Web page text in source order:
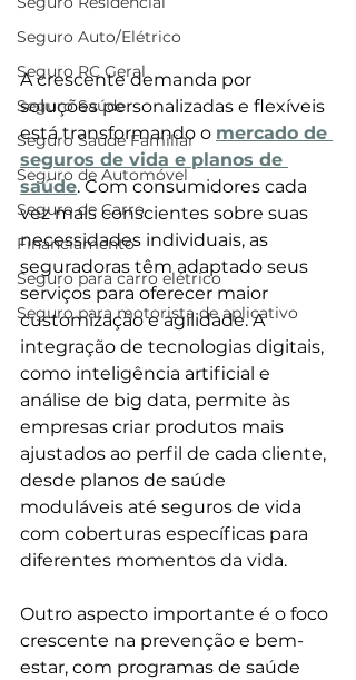
Seguro Auto/Elétrico
Seguro RC Geral
Seguro Saúde
Seguro Saúde Familiar
Seguro de Automóvel
Seguro de Carro
Financiamento
Seguro para carro elétrico
Seguro para motorista de aplicativo
A crescente demanda por
soluções personalizadas e flexíveis
está transformando o mercado de
seguros de vida e planos de
saúde. Com consumidores cada
vez mais conscientes sobre suas
necessidades individuais, as
seguradoras têm adaptado seus
serviços para oferecer maior
customização e agilidade. A
integração de tecnologias digitais,
como inteligência artificial e
análise de big data, permite às
empresas criar produtos mais
ajustados ao perfil de cada cliente,
desde planos de saúde
moduláveis até seguros de vida
com coberturas específicas para
diferentes momentos da vida.
Outro aspecto importante é o foco
crescente na prevenção e bem-
estar, com programas de saúde